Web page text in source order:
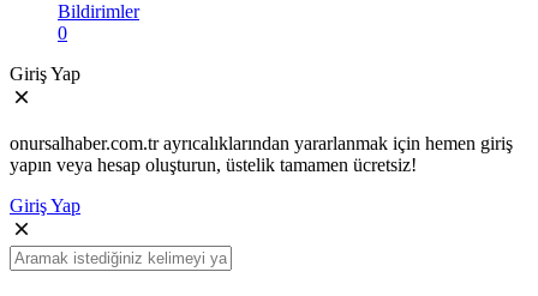
Bildirimler
0
Giriş Yap
onursalhaber.com.tr ayrıcalıklarından yararlanmak için hemen giriş
yapın veya hesap oluşturun, üstelik tamamen ücretsiz!
Giriş Yap